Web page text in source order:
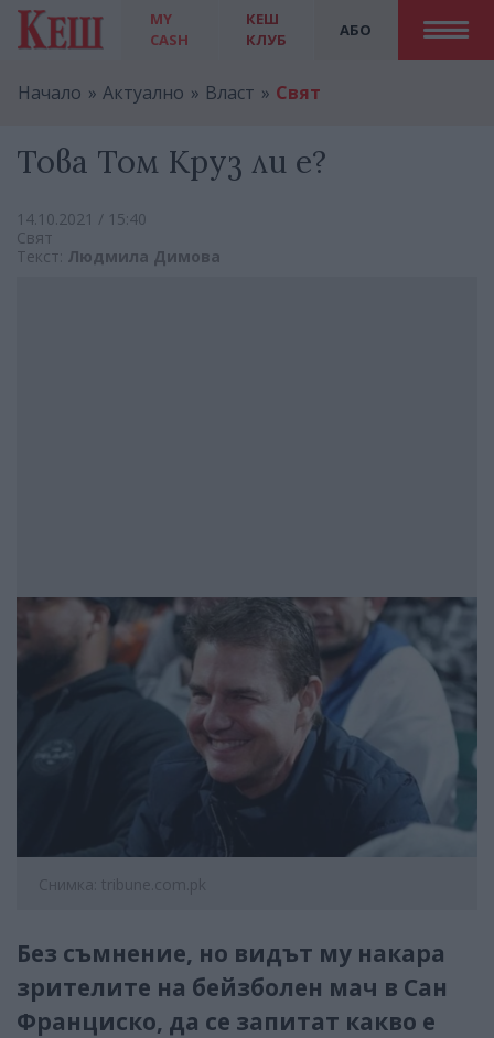
MY
CASH
АБО
КЕШ
КЛУБ
Начало Актуално Власт Свят
Това Том Круз ли е?
14.10.2021 / 15:40
Свят
Текст: Людмила Димова
Снимка: tribune.com.pk
Без съмнение, но видът му накара
зрителите на бейзболен мач в Сан
Франциско, да се запитат какво е